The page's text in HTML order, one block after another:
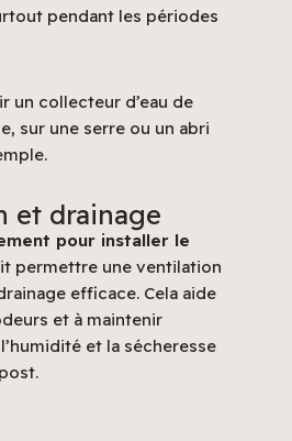
pendant les périodes
un collecteur d’eau de
sur une serre ou un abri
et drainage
pour installer le
permettre une ventilation
efficace. Cela aide
et à maintenir
et la sécheresse